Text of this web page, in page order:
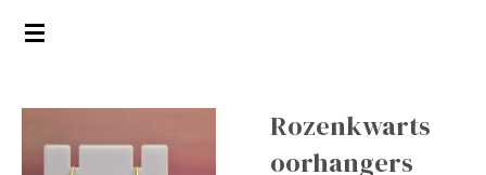
Ga
de
hoofdinhoud
Rozenkwarts
oorhangers